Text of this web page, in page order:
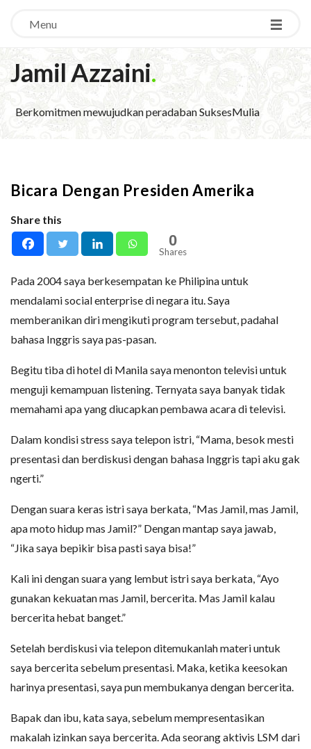
Menu
Jamil Azzaini.
Berkomitmen mewujudkan peradaban SuksesMulia
Bicara Dengan Presiden Amerika
Share this
0
Shares
Pada 2004 saya berkesempatan ke Philipina untuk
mendalami social enterprise di negara itu. Saya
memberanikan diri mengikuti program tersebut, padahal
bahasa Inggris saya pas-pasan.
Begitu tiba di hotel di Manila saya menonton televisi untuk
menguji kemampuan listening. Ternyata saya banyak tidak
memahami apa yang diucapkan pembawa acara di televisi.
Dalam kondisi stress saya telepon istri, “Mama, besok mesti
presentasi dan berdiskusi dengan bahasa Inggris tapi aku gak
ngerti.”
Dengan suara keras istri saya berkata, “Mas Jamil, mas Jamil,
apa moto hidup mas Jamil?” Dengan mantap saya jawab,
“Jika saya bepikir bisa pasti saya bisa!”
Kali ini dengan suara yang lembut istri saya berkata, “Ayo
gunakan kekuatan mas Jamil, bercerita. Mas Jamil kalau
bercerita hebat banget.”
Setelah berdiskusi via telepon ditemukanlah materi untuk
saya bercerita sebelum presentasi. Maka, ketika keesokan
harinya presentasi, saya pun membukanya dengan bercerita.
Bapak dan ibu, kata saya, sebelum mempresentasikan
makalah izinkan saya bercerita. Ada seorang aktivis LSM dari